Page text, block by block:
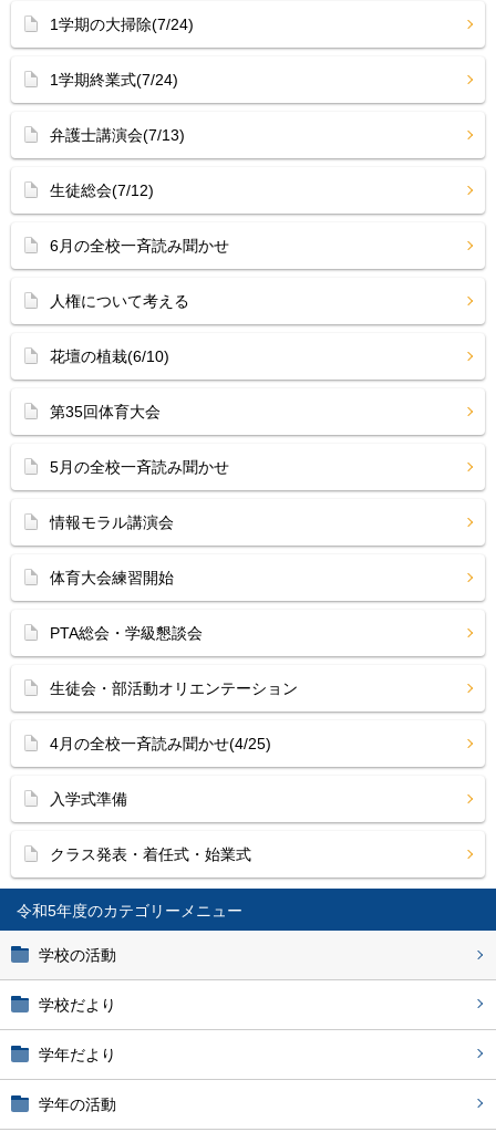
令和5年度
学校の活動
学校だより
学年だより
学年の活動
1学期の大掃除(7/24)
1学期終業式(7/24)
弁護士講演会(7/13)
生徒総会(7/12)
6月の全校一斉読み聞かせ
人権について考える
花壇の植栽(6/10)
第35回体育大会
5月の全校一斉読み聞かせ
情報モラル講演会
体育大会練習開始
PTA総会・学級懇談会
生徒会・部活動オリエンテーション
4月の全校一斉読み聞かせ(4/25)
入学式準備
クラス発表・着任式・始業式